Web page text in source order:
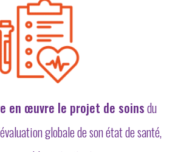
en œuvre le projet de soinsdu
globale de son état de santé,